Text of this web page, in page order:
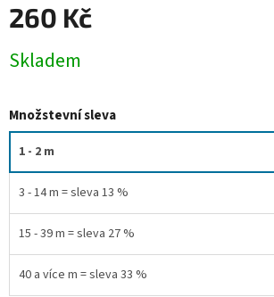
260 Kč
cena:
Skladem
Množstevní sleva
1 - 2 m
3 - 14 m = sleva 13 %
15 - 39 m = sleva 27 %
40 a více m = sleva 33 %